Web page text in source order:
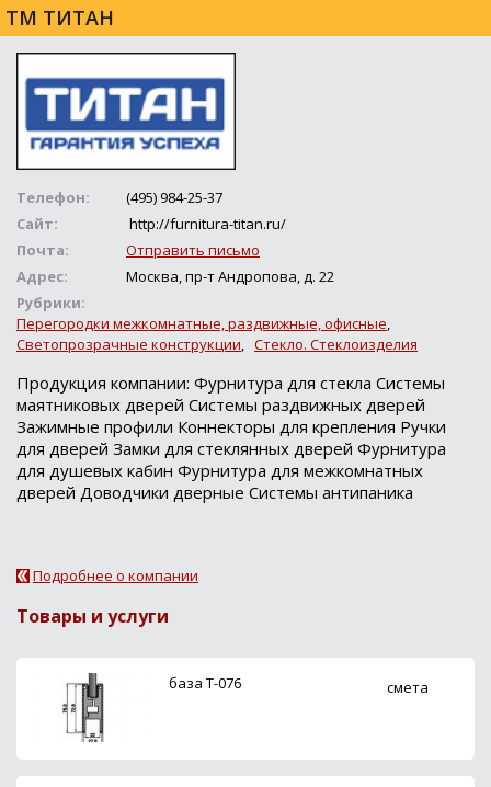
ТМ ТИТАН
Телефон:
(495) 984-25-37
Сайт:
http://furnitura-titan.ru/
Почта:
Отправить письмо
Адрес:
Москва, пр-т Андропова, д. 22
Рубрики:
Перегородки межкомнатные, раздвижные, офисные,
Светопрозрачные конструкции, Стекло. Стеклоизделия
Продукция компании: Фурнитура для стекла Системы
маятниковых дверей Системы раздвижных дверей
Зажимные профили Коннекторы для крепления Ручки
для дверей Замки для стеклянных дверей Фурнитура
для душевых кабин Фурнитура для межкомнатных
дверей Доводчики дверные Системы антипаника
Подробнее о компании
Товары и услуги
база Т-076 смета